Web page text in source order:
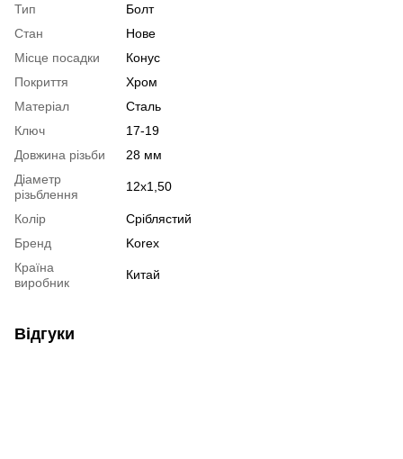
Тип
Болт
Стан
Нове
Місце посадки
Конус
Покриття
Хром
Матеріал
Сталь
Ключ
17-19
Довжина різьби
28 мм
Діаметр
різьблення
12x1,50
Колір
Сріблястий
Бренд
Korex
Країна
виробник
Китай
Відгуки